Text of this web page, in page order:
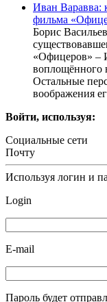
Иван Варавва:
фильма
Борис
«Офицеров» –
воплощённого
Остальные
воображения
Войти, используя:
Социальные сети
Почту
Используя логин и
Login
E-mail
Пароль будет